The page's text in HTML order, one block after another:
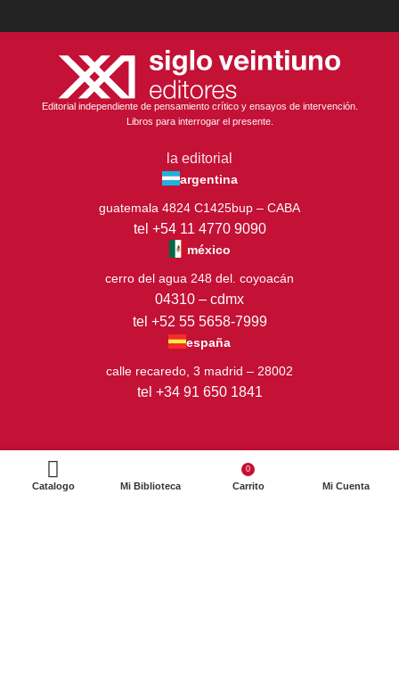
Editorial independiente de pensamiento crítico y ensayos de intervención.
Libros para interrogar el presente.
la editorial
argentina
guatemala 4824 C1425bup – CABA
tel +54 11 4770 9090
méxico
cerro del agua 248 del. coyoacán
04310 – cdmx
tel +52 55 5658-7999
españa
calle recaredo, 3 madrid – 28002
tel +34 91 650 1841
Catalogo Mi Biblioteca
0
Carrito Mi Cuenta